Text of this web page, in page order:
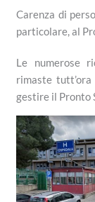
Carenza di
particolare, al
Le numerose
rimaste
gestire il Pronto